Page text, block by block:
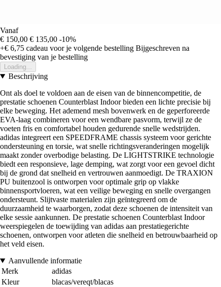
Vanaf
€ 150,00 € 135,00 -10%
+€ 6,75 cadeau voor je volgende bestelling Bijgeschreven na
bevestiging van je bestelling
Loading...
Beschrijving
Ont als doel te voldoen aan de eisen van de binnencompetitie, de
prestatie schoenen Counterblast Indoor bieden een lichte precisie bij
elke beweging. Het ademend mesh bovenwerk en de geperforeerde
EVA-laag combineren voor een wendbare pasvorm, terwijl ze de
voeten fris en comfortabel houden gedurende snelle wedstrijden.
adidas integreert een SPEEDFRAME chassis systeem voor gerichte
ondersteuning en torsie, wat snelle richtingsveranderingen mogelijk
maakt zonder overbodige belasting. De LIGHTSTRIKE technologie
biedt een responsieve, lage demping, wat zorgt voor een gevoel dicht
bij de grond dat snelheid en vertrouwen aanmoedigt. De TRAXION
PU buitenzool is ontworpen voor optimale grip op vlakke
binnensportvloeren, wat een veilige beweging en snelle overgangen
ondersteunt. Slijtvaste materialen zijn geïntegreerd om de
duurzaamheid te waarborgen, zodat deze schoenen de intensiteit van
elke sessie aankunnen. De prestatie schoenen Counterblast Indoor
weerspiegelen de toewijding van adidas aan prestatiegerichte
schoenen, ontworpen voor atleten die snelheid en betrouwbaarheid op
het veld eisen.
Aanvullende informatie
Merk
adidas
Kleur
blacas/vereqt/blacas